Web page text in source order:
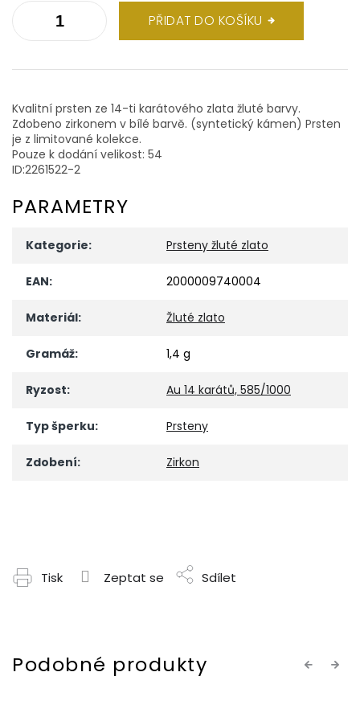
PŘIDAT DO KOŠÍKU
Kvalitní prsten ze 14-ti karátového zlata žluté barvy.
Zdobeno zirkonem v bílé barvě. (syntetický kámen) Prsten
je z limitované kolekce.
Pouze k dodání velikost: 54
ID:2261522-2
PARAMETRY
Kategorie: Prsteny žluté zlato
EAN: 2000009740004
Materiál: Žluté zlato
Gramáž: 1,4 g
Ryzost: Au 14 karátů, 585/1000
Typ šperku: Prsteny
Zdobení: Zirkon
Tisk Zeptat se Sdílet
Previous
Next